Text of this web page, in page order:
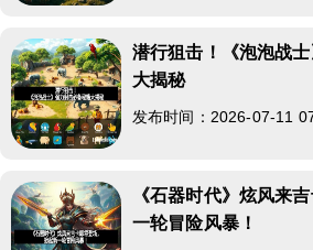
潜行狙击！《泡泡战
大揭秘
发布时间：2026-07-11
《石器时代》炫风来
一轮冒险风暴！